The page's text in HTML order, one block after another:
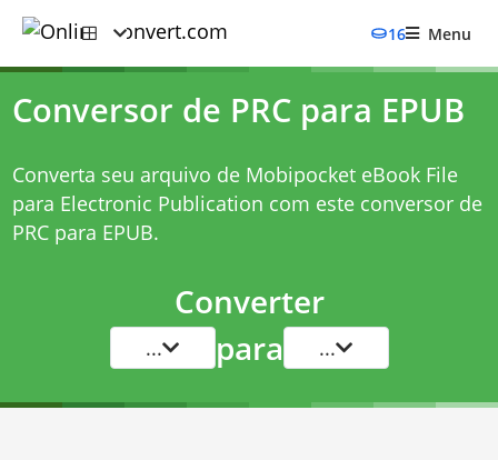
16 Menu
Conversor de PRC para EPUB
Converta seu arquivo de Mobipocket eBook File
para Electronic Publication com este conversor de
PRC para EPUB.
Converter
... para ...